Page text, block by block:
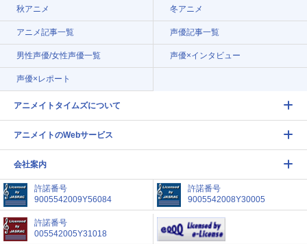
秋アニメ 冬アニメ
アニメ記事一覧 声優記事一覧
男性声優/女性声優一覧 声優×インタビュー
声優×レポート
アニメイトタイムズについて
アニメイトのWebサービス
会社案内
許諾番号
9005542009Y56084
許諾番号
9005542008Y30005
許諾番号
005542005Y31018